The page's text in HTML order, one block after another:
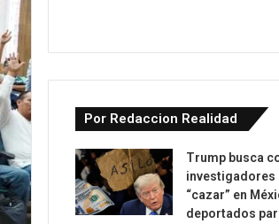
Por Redaccion Realidad
Trump busca
investigadores
“cazar” en
deportados